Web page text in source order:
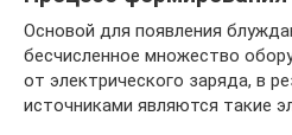
Основой для появления
бесчисленное множество
от электрического заряда, в
источниками являются такие